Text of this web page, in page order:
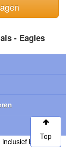
- Eagles
btw.
Top